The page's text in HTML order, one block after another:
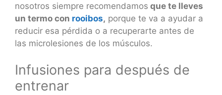
nosotros siempre recomendamos que te lleves
un termo con rooibos, porque te va a ayudar a
reducir esa pérdida o a recuperarte antes de
las microlesiones de los músculos.
Infusiones para después de
entrenar